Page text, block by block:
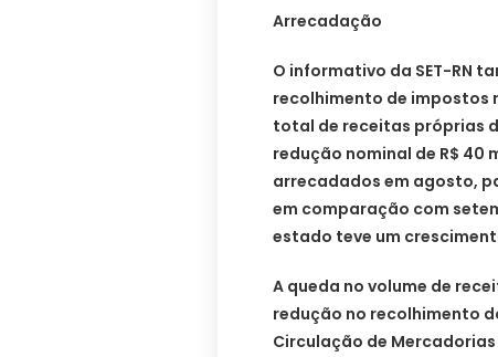
Arrecadação
O informativo da SET-RN
recolhimento de impostos
total de receitas próprias
redução nominal de R$ 40
arrecadados em agosto,
em comparação com
estado teve um
A queda no volume de
redução no recolhimento
Circulação de